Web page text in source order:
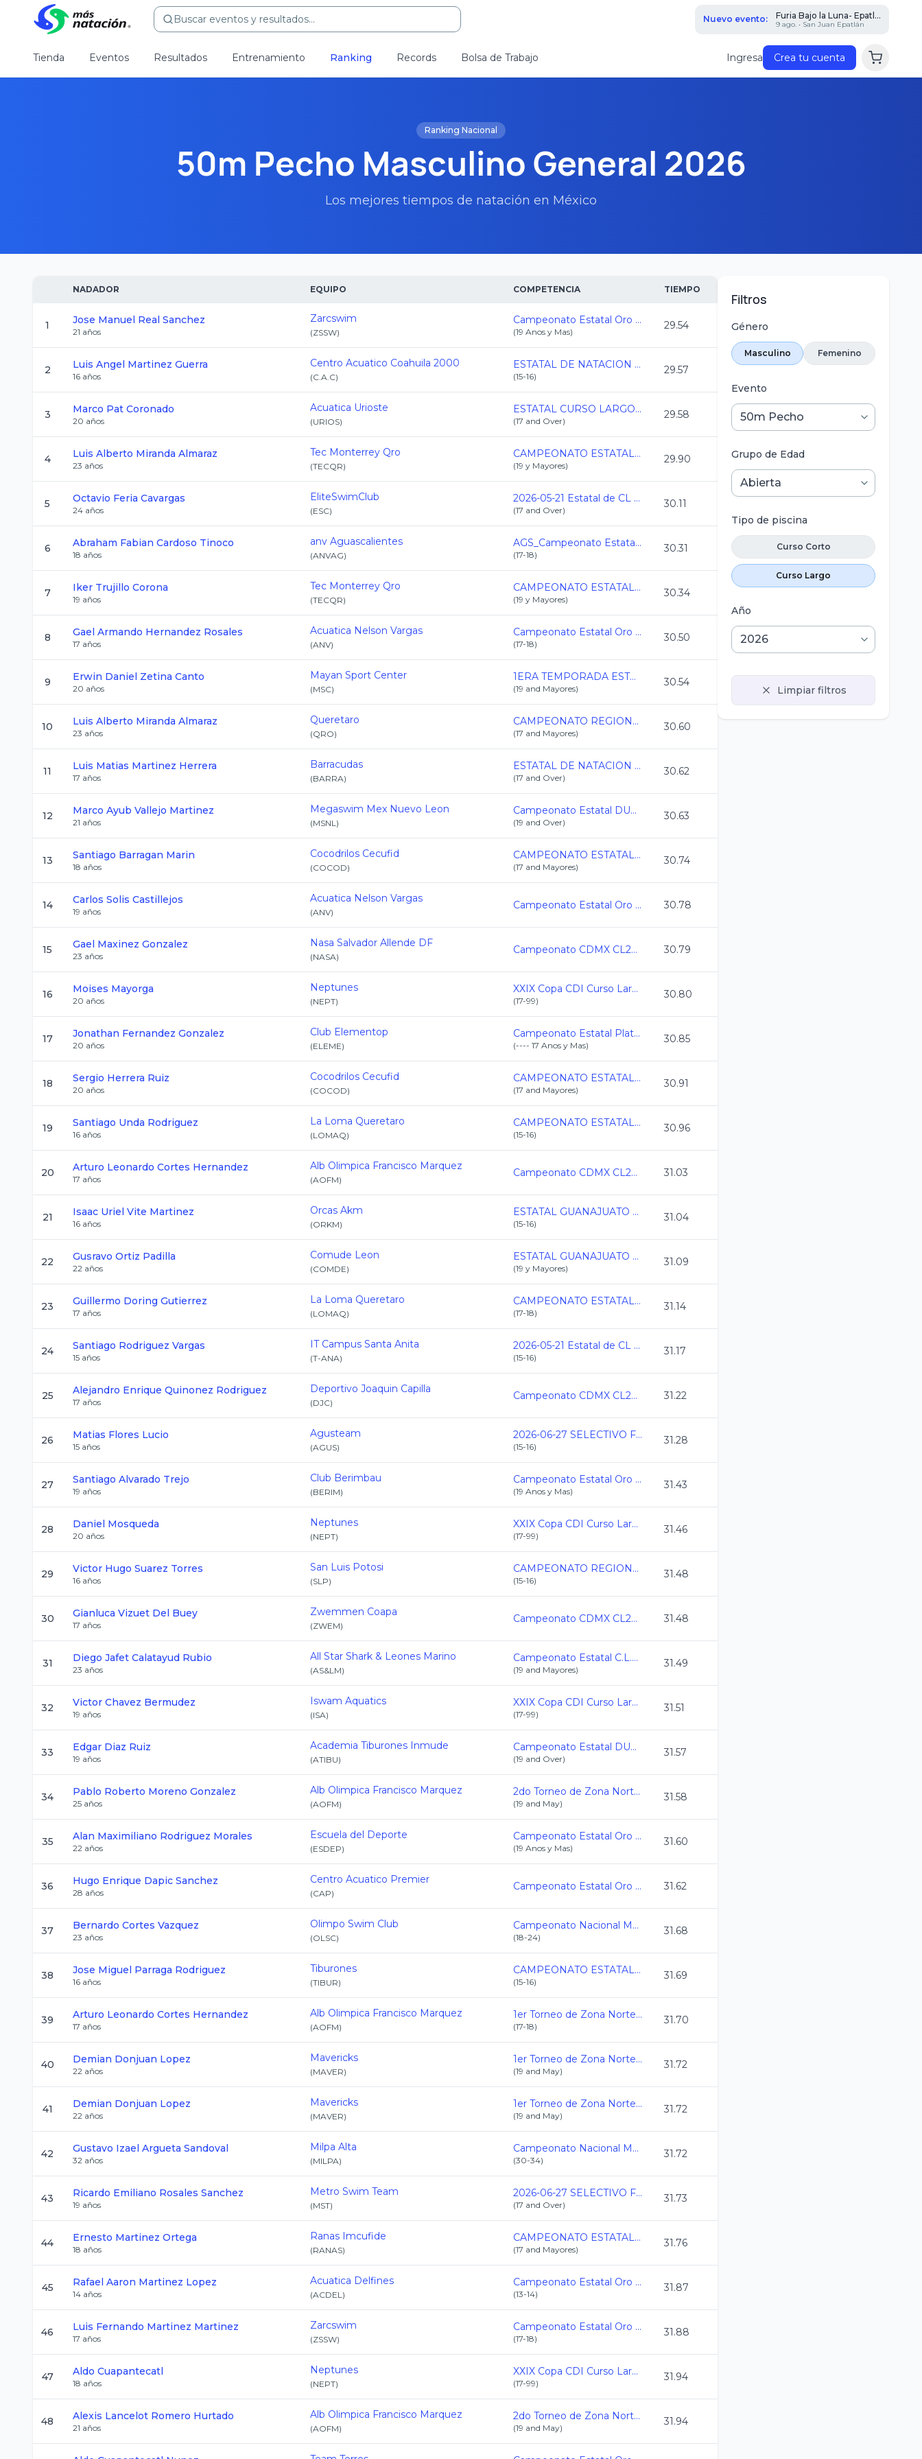
Buscar eventos y resultados... Nuevo evento: Furia Bajo la Luna- Epatl...
9 ago. • San Juan Epatlán
Tienda Eventos Resultados Entrenamiento Ranking Records Bolsa de Trabajo Ingresa Crea tu cuenta
Ranking Nacional
50m Pecho Masculino General 2026
Los mejores tiempos de natación en México
NADADOR EQUIPO COMPETENCIA TIEMPO
1 Jose Manuel Real Sanchez
21 años
Zarcswim
(ZSSW)
Campeonato Estatal Oro Juvenil C.L. 2025-2026
(19 Anos y Mas)
29.54
2 Luis Angel Martinez Guerra
16 años
Centro Acuatico Coahuila 2000
(C.A.C)
ESTATAL DE NATACION COAHUILA C.L. 2026
(15-16)
29.57
3 Marco Pat Coronado
20 años
Acuatica Urioste
(URIOS)
ESTATAL CURSO LARGO 2026 MERIDA
(17 and Over)
29.58
4 Luis Alberto Miranda Almaraz
23 años
Tec Monterrey Qro
(TECQR)
CAMPEONATO ESTATAL CL QRO 2026
(19 y Mayores)
29.90
5 Octavio Feria Cavargas
24 años
EliteSwimClub
(ESC)
2026-05-21 Estatal de CL Clasificados
(17 and Over)
30.11
6 Abraham Fabian Cardoso Tinoco
18 años
anv Aguascalientes
(ANVAG)
AGS_Campeonato Estatal Curso Largo 2026
(17-18)
30.31
7 Iker Trujillo Corona
19 años
Tec Monterrey Qro
(TECQR)
CAMPEONATO ESTATAL CL QRO 2026
(19 y Mayores)
30.34
8 Gael Armando Hernandez Rosales
17 años
Acuatica Nelson Vargas
(ANV)
Campeonato Estatal Oro Juvenil C.L. 2025-2026
(17-18)
30.50
9 Erwin Daniel Zetina Canto
20 años
Mayan Sport Center
(MSC)
1ERA TEMPORADA ESTATAL LIGA DORADA CL 2026
(19 and Mayores)
30.54
10 Luis Alberto Miranda Almaraz
23 años
Queretaro
(QRO)
CAMPEONATO REGIONAL CL 2026 QRO
(17 and Mayores)
30.60
11 Luis Matias Martinez Herrera
17 años
Barracudas
(BARRA)
ESTATAL DE NATACION COAHUILA C.L. 2026
(17 and Over)
30.62
12 Marco Ayub Vallejo Martinez
21 años
Megaswim Mex Nuevo Leon
(MSNL)
Campeonato Estatal DURANGO CL 2026
(19 and Over)
30.63
13 Santiago Barragan Marin
18 años
Cocodrilos Cecufid
(COCOD)
CAMPEONATO ESTATAL CL ANAAM 2026
(17 and Mayores)
30.74
14 Carlos Solis Castillejos
19 años
Acuatica Nelson Vargas
(ANV)
Campeonato Estatal Oro Juvenil C.L. 2025-2026 30.78
15 Gael Maxinez Gonzalez
23 años
Nasa Salvador Allende DF
(NASA)
Campeonato CDMX CL2026 30.79
16 Moises Mayorga
20 años
Neptunes
(NEPT)
XXIX Copa CDI Curso Largo Mar 26
(17-99)
30.80
17 Jonathan Fernandez Gonzalez
20 años
Club Elementop
(ELEME)
Campeonato Estatal Plata C.L. 2025-2026
(---- 17 Anos y Mas)
30.85
18 Sergio Herrera Ruiz
20 años
Cocodrilos Cecufid
(COCOD)
CAMPEONATO ESTATAL CL ANAAM 2026
(17 and Mayores)
30.91
19 Santiago Unda Rodriguez
16 años
La Loma Queretaro
(LOMAQ)
CAMPEONATO ESTATAL CL QRO 2026
(15-16)
30.96
20 Arturo Leonardo Cortes Hernandez
17 años
Alb Olimpica Francisco Marquez
(AOFM)
Campeonato CDMX CL2026 31.03
21 Isaac Uriel Vite Martinez
16 años
Orcas Akm
(ORKM)
ESTATAL GUANAJUATO CURSO LARGO
(15-16)
31.04
22 Gusravo Ortiz Padilla
22 años
Comude Leon
(COMDE)
ESTATAL GUANAJUATO CURSO LARGO
(19 y Mayores)
31.09
23 Guillermo Doring Gutierrez
17 años
La Loma Queretaro
(LOMAQ)
CAMPEONATO ESTATAL CL QRO 2026
(17-18)
31.14
24 Santiago Rodriguez Vargas
15 años
IT Campus Santa Anita
(T-ANA)
2026-05-21 Estatal de CL Clasificados
(15-16)
31.17
25 Alejandro Enrique Quinonez Rodriguez
17 años
Deportivo Joaquin Capilla
(DJC)
Campeonato CDMX CL2026 31.22
26 Matias Flores Lucio
15 años
Agusteam
(AGUS)
2026-06-27 SELECTIVO FINAL CL CLASIFICADOS
(15-16)
31.28
27 Santiago Alvarado Trejo
19 años
Club Berimbau
(BERIM)
Campeonato Estatal Oro Juvenil C.L. 2025-2026
(19 Anos y Mas)
31.43
28 Daniel Mosqueda
20 años
Neptunes
(NEPT)
XXIX Copa CDI Curso Largo Mar 26
(17-99)
31.46
29 Victor Hugo Suarez Torres
16 años
San Luis Potosi
(SLP)
CAMPEONATO REGIONAL CL 2026 QRO
(15-16)
31.48
30 Gianluca Vizuet Del Buey
17 años
Zwemmen Coapa
(ZWEM)
Campeonato CDMX CL2026 31.48
31 Diego Jafet Calatayud Rubio
23 años
All Star Shark & Leones Marino
(AS&LM)
Campeonato Estatal C.L.2026
(19 and Mayores)
31.49
32 Victor Chavez Bermudez
19 años
Iswam Aquatics
(ISA)
XXIX Copa CDI Curso Largo Mar 26
(17-99)
31.51
33 Edgar Diaz Ruiz
19 años
Academia Tiburones Inmude
(ATIBU)
Campeonato Estatal DURANGO CL 2026
(19 and Over)
31.57
34 Pablo Roberto Moreno Gonzalez
25 años
Alb Olimpica Francisco Marquez
(AOFM)
2do Torneo de Zona Norte CL2026
(19 and May)
31.58
35 Alan Maximiliano Rodriguez Morales
22 años
Escuela del Deporte
(ESDEP)
Campeonato Estatal Oro Juvenil C.L. 2025-2026
(19 Anos y Mas)
31.60
36 Hugo Enrique Dapic Sanchez
28 años
Centro Acuatico Premier
(CAP)
Campeonato Estatal Oro Juvenil C.L. 2025-2026 31.62
37 Bernardo Cortes Vazquez
23 años
Olimpo Swim Club
(OLSC)
Campeonato Nacional Master C.L. 2026
(18-24)
31.68
38 Jose Miguel Parraga Rodriguez
16 años
Tiburones
(TIBUR)
CAMPEONATO ESTATAL CL QRO 2026
(15-16)
31.69
39 Arturo Leonardo Cortes Hernandez
17 años
Alb Olimpica Francisco Marquez
(AOFM)
1er Torneo de Zona Norte CL2026 -
(17-18)
31.70
40 Demian Donjuan Lopez
22 años
Mavericks
(MAVER)
1er Torneo de Zona Norte CL2026 -
(19 and May)
31.72
41 Demian Donjuan Lopez
22 años
Mavericks
(MAVER)
1er Torneo de Zona Norte CL2026 -
(19 and May)
31.72
42 Gustavo Izael Argueta Sandoval
32 años
Milpa Alta
(MILPA)
Campeonato Nacional Master C.L. 2026
(30-34)
31.72
43 Ricardo Emiliano Rosales Sanchez
19 años
Metro Swim Team
(MST)
2026-06-27 SELECTIVO FINAL CL CLASIFICADOS
(17 and Over)
31.73
44 Ernesto Martinez Ortega
18 años
Ranas Imcufide
(RANAS)
CAMPEONATO ESTATAL CL ANAAM 2026
(17 and Mayores)
31.76
45 Rafael Aaron Martinez Lopez
14 años
Acuatica Delfines
(ACDEL)
Campeonato Estatal Oro Juvenil C.L. 2025-2026
(13-14)
31.87
46 Luis Fernando Martinez Martinez
17 años
Zarcswim
(ZSSW)
Campeonato Estatal Oro Juvenil C.L. 2025-2026
(17-18)
31.88
47 Aldo Cuapantecatl
18 años
Neptunes
(NEPT)
XXIX Copa CDI Curso Largo Mar 26
(17-99)
31.94
48 Alexis Lancelot Romero Hurtado
21 años
Alb Olimpica Francisco Marquez
(AOFM)
2do Torneo de Zona Norte CL2026
(19 and May)
31.94
Filtros
Género
Masculino Femenino
Evento
Grupo de Edad
Tipo de piscina
Curso Corto
Curso Largo
Año
Limpiar filtros